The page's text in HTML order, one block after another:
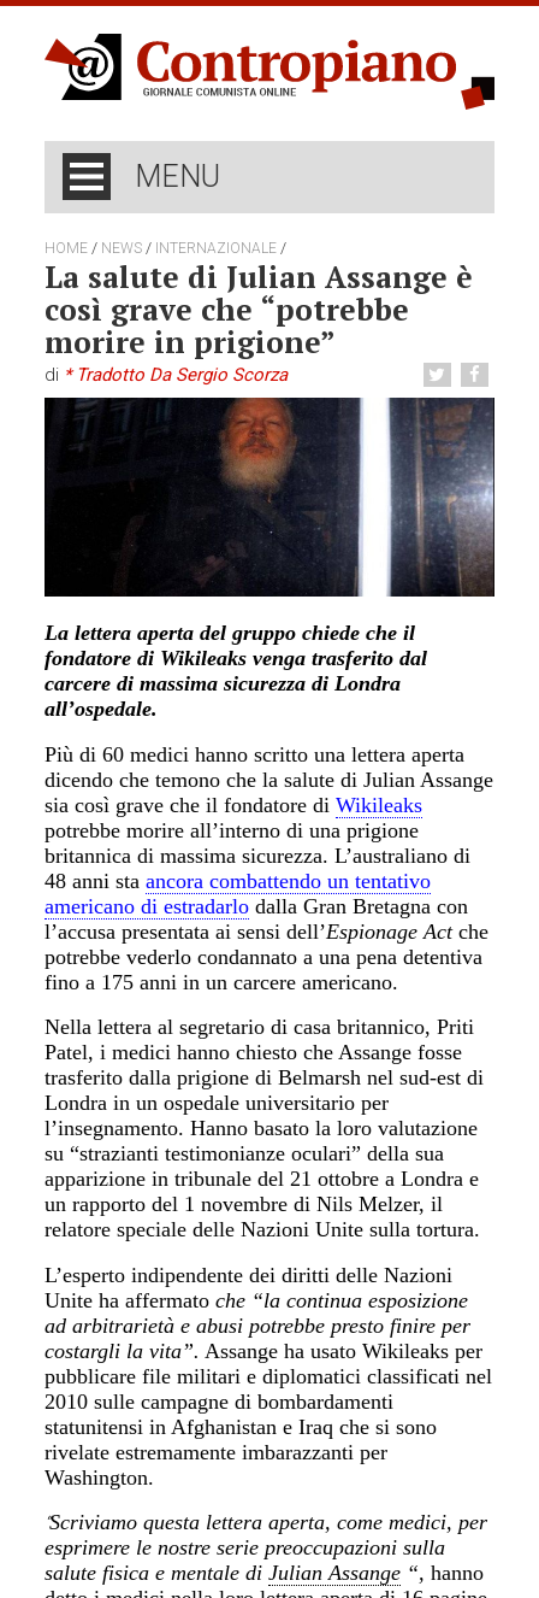
MENU
HOME / NEWS / INTERNAZIONALE /
La salute di Julian Assange è
così grave che “potrebbe
morire in prigione”
di * Tradotto Da Sergio Scorza
La lettera aperta del gruppo chiede che il
fondatore di Wikileaks venga trasferito dal
carcere di massima sicurezza di Londra
all’ospedale.
Più di 60 medici hanno scritto una lettera aperta
dicendo che temono che la salute di Julian Assange
sia così grave che il fondatore diWikileaks
potrebbe morire all’interno di una prigione
britannica di massima sicurezza. L’australiano di
48 anni staancora combattendo un tentativo
americano di estradarlo dalla Gran Bretagna con
l’accusa presentata ai sensi dell’Espionage Actche
potrebbe vederlo condannato a una pena detentiva
fino a 175 anni in un carcere americano.
Nella lettera al segretario di casa britannico, Priti
Patel, i medici hanno chiesto che Assange fosse
trasferito dalla prigione di Belmarsh nel sud-est di
Londra in un ospedale universitario per
l’insegnamento. Hanno basato la loro valutazione
su “strazianti testimonianze oculari” della sua
apparizione in tribunale del 21 ottobre a Londra e
un rapporto del 1 novembre di Nils Melzer, il
relatore speciale delle Nazioni Unite sulla tortura.
L’esperto indipendente dei diritti delle Nazioni
Unite ha affermatoche “la continua esposizione
ad arbitrarietà e abusi potrebbe presto finire per
costargli la vita”. Assange ha usato Wikileaks per
pubblicare file militari e diplomatici classificati nel
2010 sulle campagne di bombardamenti
statunitensi in Afghanistan e Iraq che si sono
rivelate estremamente imbarazzanti per
Washington.
“Scriviamo questa lettera aperta, come medici, per
esprimere le nostre serie preoccupazioni sulla
salute fisica e mentale diJulian Assange “, hanno